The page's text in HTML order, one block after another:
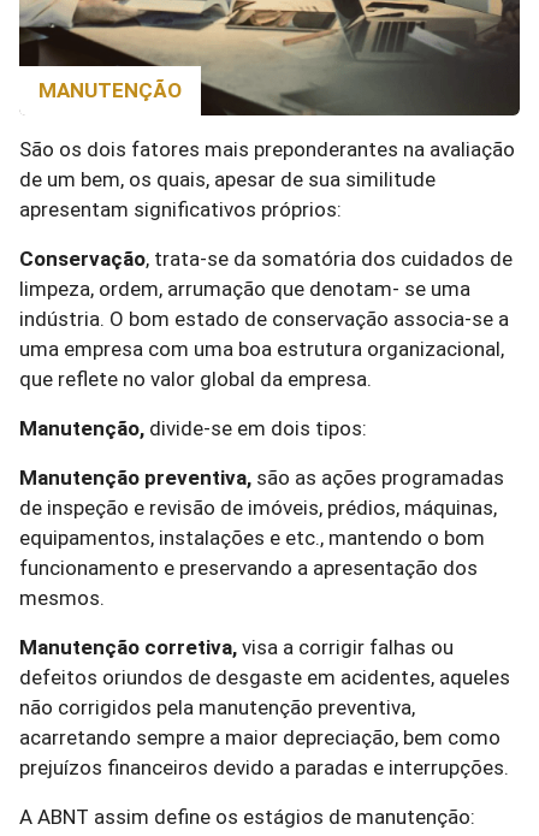
MANUTENÇÃO
São os dois fatores mais preponderantes na avaliação
de um bem, os quais, apesar de sua similitude
apresentam significativos próprios:
Conservação, trata-se da somatória dos cuidados de
limpeza, ordem, arrumação que denotam- se uma
indústria. O bom estado de conservação associa-se a
uma empresa com uma boa estrutura organizacional,
que reflete no valor global da empresa.
Manutenção, divide-se em dois tipos:
Manutenção preventiva, são as ações programadas
de inspeção e revisão de imóveis, prédios, máquinas,
equipamentos, instalações e etc., mantendo o bom
funcionamento e preservando a apresentação dos
mesmos.
Manutenção corretiva, visa a corrigir falhas ou
defeitos oriundos de desgaste em acidentes, aqueles
não corrigidos pela manutenção preventiva,
acarretando sempre a maior depreciação, bem como
prejuízos financeiros devido a paradas e interrupções.
A ABNT assim define os estágios de manutenção: